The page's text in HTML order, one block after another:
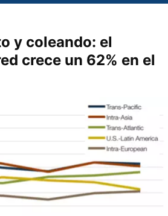
y coleando: el
crece un 62% en el